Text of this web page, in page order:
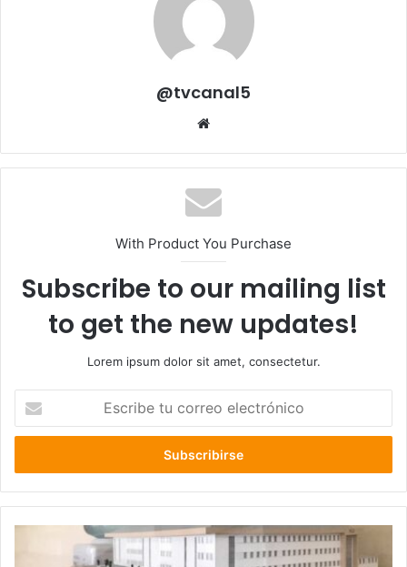
@tvcanal5
With Product You Purchase
Subscribe to our mailing list
to get the new updates!
Lorem ipsum dolor sit amet, consectetur.
correo